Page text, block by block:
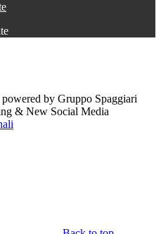
by Gruppo Spaggiari
& New Social Media